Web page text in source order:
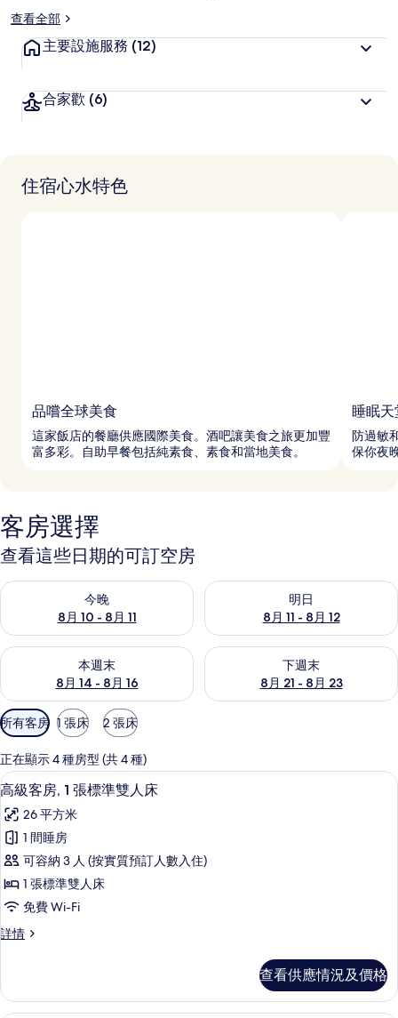
查看全部
主要設施服務 (12)
合家歡 (6)
住宿心水特色
品嚐全球美食
這家飯店的餐廳供應國際美食。酒吧讓美食之旅更加豐
富多彩。自助早餐包括純素食、素食和當地美食。
睡眠天
防過敏
保你夜
客房選擇
查看這些日期的可訂空房
今晚
8月 10 - 8月 11
查看今晚 8月 10 - 8月 11的可訂空房
明日
8月 11 - 8月 12
查看明日 8月 11 - 8月 12的可訂
本週末
8月 14 - 8月 16
查看本週末 8月 14 - 8月 16的可訂空房
下週末
8月 21 - 8月 23
查看下週末 8月 21 - 8月 23的
可
用
嘅
客
房
篩
選
條
所有客房 1 張床 2 張床
正在顯示 4 種房型 (共 4 種)
載
入
所
有
高
級
客
房,
張
標
高級客房, 1 張標準雙人床 | 高級寢具
7
高級客房, 1 張標準雙人床
26 平方米
1 間睡房
可容納 3 人 (按實質預訂人數入住)
1 張標準雙人床
免費 Wi-Fi
詳情
高
1
張
查看供應情況及價格